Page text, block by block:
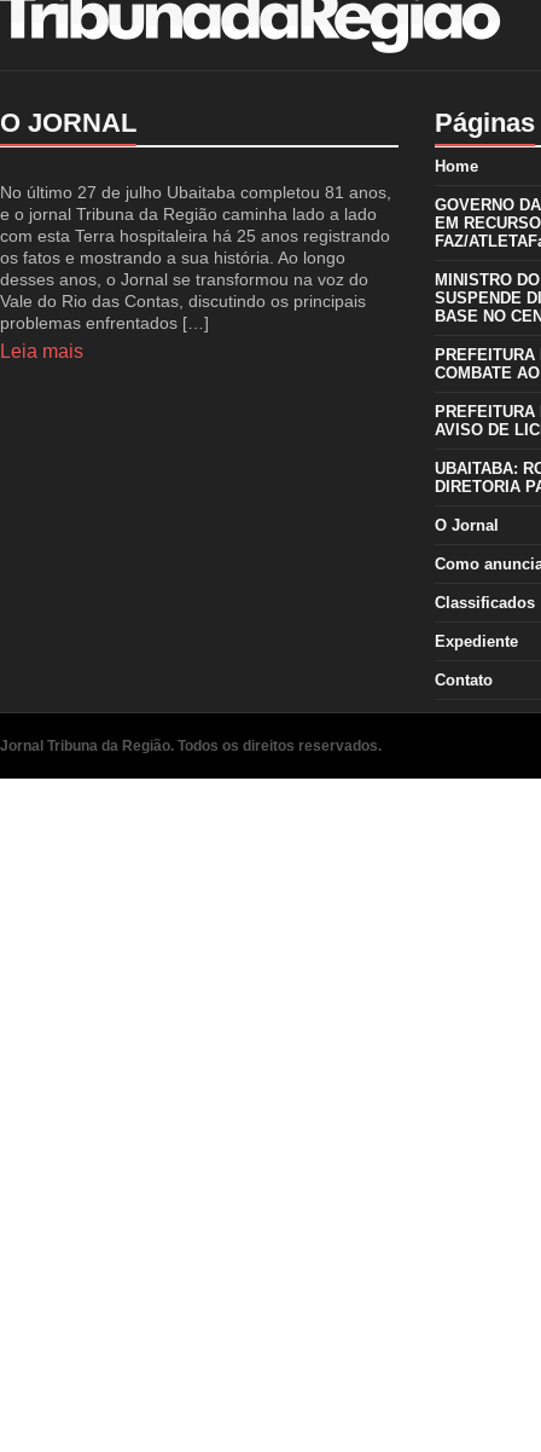
O JORNAL
No último 27 de julho Ubaitaba completou 81 anos,
e o jornal Tribuna da Região caminha lado a lado
com esta Terra hospitaleira há 25 anos registrando
os fatos e mostrando a sua história. Ao longo
desses anos, o Jornal se transformou na voz do
Vale do Rio das Contas, discutindo os principais
problemas enfrentados […]
Leia mais
Páginas
Home
GOVERNO
EM
FAZ/
MINISTRO
SUSPENDE
BASE NO
COMBATE
AVISO DE
UBAITABA:
DIRETORIA
O Jornal
Como
Classificados
Expediente
Contato
Jornal Tribuna da Região. Todos os direitos reservados.